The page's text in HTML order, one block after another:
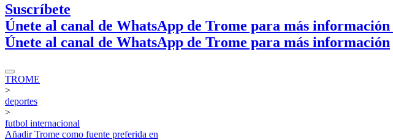
Suscríbete
Únete al canal de WhatsApp de Trome para más información
Únete al canal de WhatsApp de Trome para más información
TROME
>
deportes
>
futbol internacional
AñadirTrome como fuente preferida en